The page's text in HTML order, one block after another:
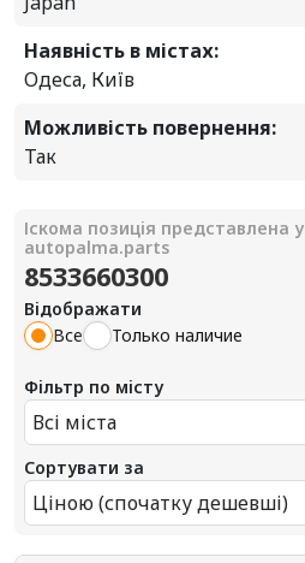
Наявність в містах:
Одеса, Київ
Можливість повернення:
Так
Іскома позиція представлена у
autopalma.parts
8533660300
Відображати
Все
Только наличие
Фільтр по місту
Всі міста
Сортувати за
Ціною (спочатку дешевші)